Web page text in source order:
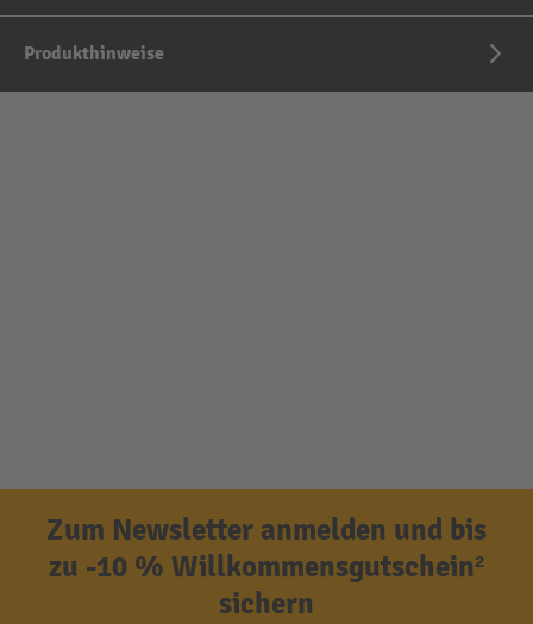
Produkthinweise
Zum Newsletter anmelden und bis
zu -10 % Willkommensgutschein²
sichern